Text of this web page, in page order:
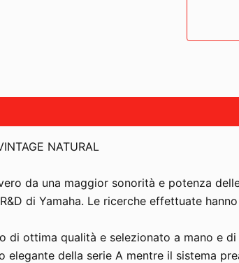
NATURAL
da una maggior sonorità e potenza
di Yamaha. Le ricerche effettuate
di ottima qualità e selezionato a mano e
elegante della serie A mentre il sistema